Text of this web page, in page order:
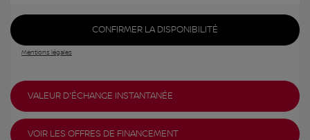
CONFIRMER LA DISPONIBILITÉ
Mentions légales
VALEUR D'ÉCHANGE INSTANTANÉE
VOIR LES OFFRES DE FINANCEMENT